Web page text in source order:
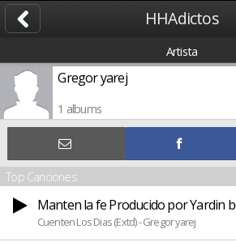
HHAdictos
Artista
Gregor yarej
1 albums
Top Canciones
Manten la fe Producido por Yardin
Cuenten Los Dias (Extd) - Gregor yarej